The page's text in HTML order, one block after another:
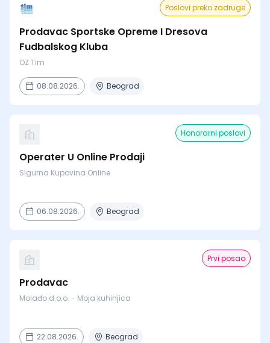
Poslovi preko zadruge
Prodavac Sportske Opreme I Dresova
Fudbalskog Kluba
OZ Tim
08.08.2026. Beograd
Honorarni poslovi
Operater U Online Prodaji
Sigurna Kupovina Online
06.08.2026. Beograd
Prvi posao
Prodavac
Molađo d.o.o. - Moja kuhinjica
22.08.2026. Beograd